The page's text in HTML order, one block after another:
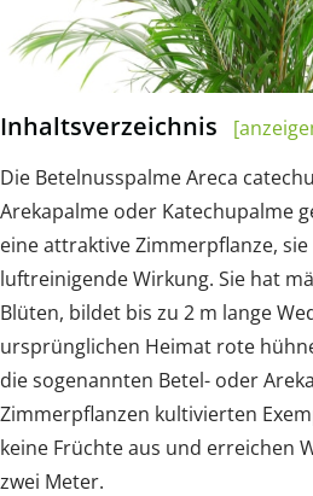
Inhaltsverzeichnis
Die Betelnusspalme Areca
Arekapalme oder Katechupalme
eine attraktive Zimmerpflanze,
luftreinigende Wirkung. Sie hat
Blüten, bildet bis zu 2 m lange
ursprünglichen Heimat rote
die sogenannten Betel- oder
Zimmerpflanzen kultivierten
keine Früchte aus und erreichen
zwei Meter.